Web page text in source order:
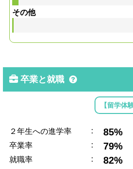
その他
卒業と就職
【留学体
２年生への進学率 : 85%
卒業率 : 79%
就職率 : 82%